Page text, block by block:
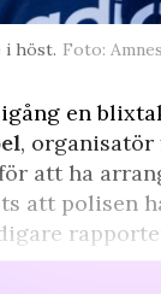
i höst. Foto:
en
, organisatör
att ha
att polisen